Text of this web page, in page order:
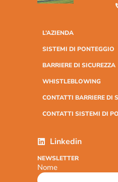
L’AZIENDA
SISTEMI DI PONTEGGIO
BARRIERE DI SICUREZZA
WHISTLEBLOWING
CONTATTI BARRIERE DI
CONTATTI SISTEMI DI
Linkedin
NEWSLETTER
Nome